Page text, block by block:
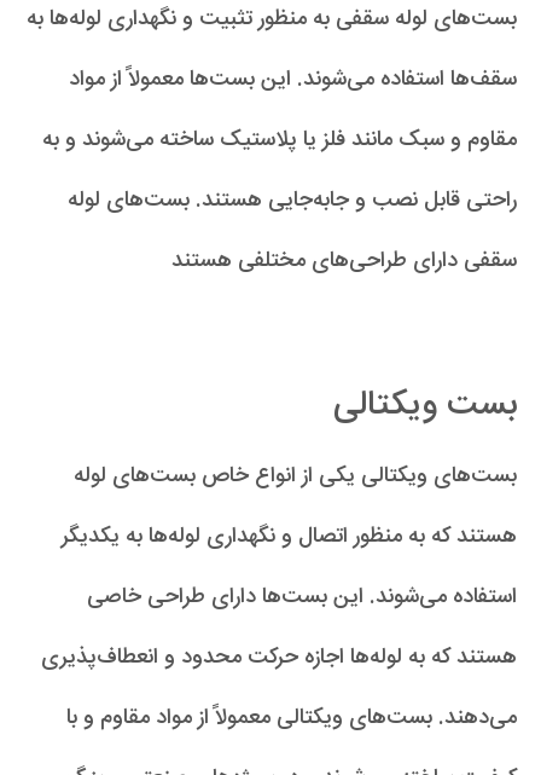
بست‌های لوله سقفی به منظور تثبیت و نگهداری لوله‌ها به
سقف‌ها استفاده می‌شوند. این بست‌ها معمولاً از مواد
مقاوم و سبک مانند فلز یا پلاستیک ساخته می‌شوند و به
راحتی قابل نصب و جابه‌جایی هستند. بست‌های لوله
سقفی دارای طراحی‌های مختلفی هستند
بست ویکتالی
بست‌های ویکتالی یکی از انواع خاص بست‌های لوله
هستند که به منظور اتصال و نگهداری لوله‌ها به یکدیگر
استفاده می‌شوند. این بست‌ها دارای طراحی خاصی
هستند که به لوله‌ها اجازه حرکت محدود و انعطاف‌پذیری
می‌دهند. بست‌های ویکتالی معمولاً از مواد مقاوم و با